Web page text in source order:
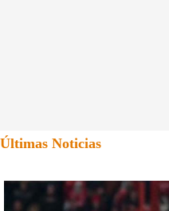
Últimas Noticias